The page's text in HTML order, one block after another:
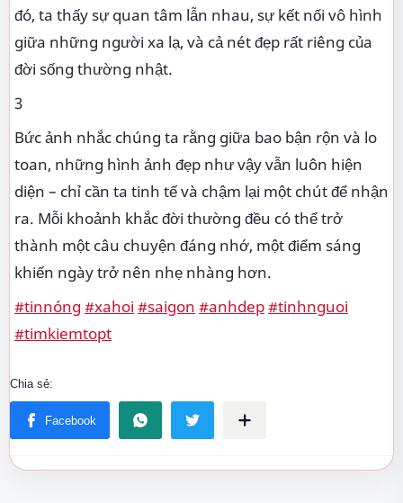
đó, ta thấy sự quan tâm lẫn nhau, sự kết nối vô hình
giữa những người xa lạ, và cả nét đẹp rất riêng của
đời sống thường nhật.
3
Bức ảnh nhắc chúng ta rằng giữa bao bận rộn và lo
toan, những hình ảnh đẹp như vậy vẫn luôn hiện
diện – chỉ cần ta tinh tế và chậm lại một chút để nhận
ra. Mỗi khoảnh khắc đời thường đều có thể trở
thành một câu chuyện đáng nhớ, một điểm sáng
khiến ngày trở nên nhẹ nhàng hơn.
#tinnóng #xahoi #saigon #anhdep#tinhnguoi
#timkiemtopt